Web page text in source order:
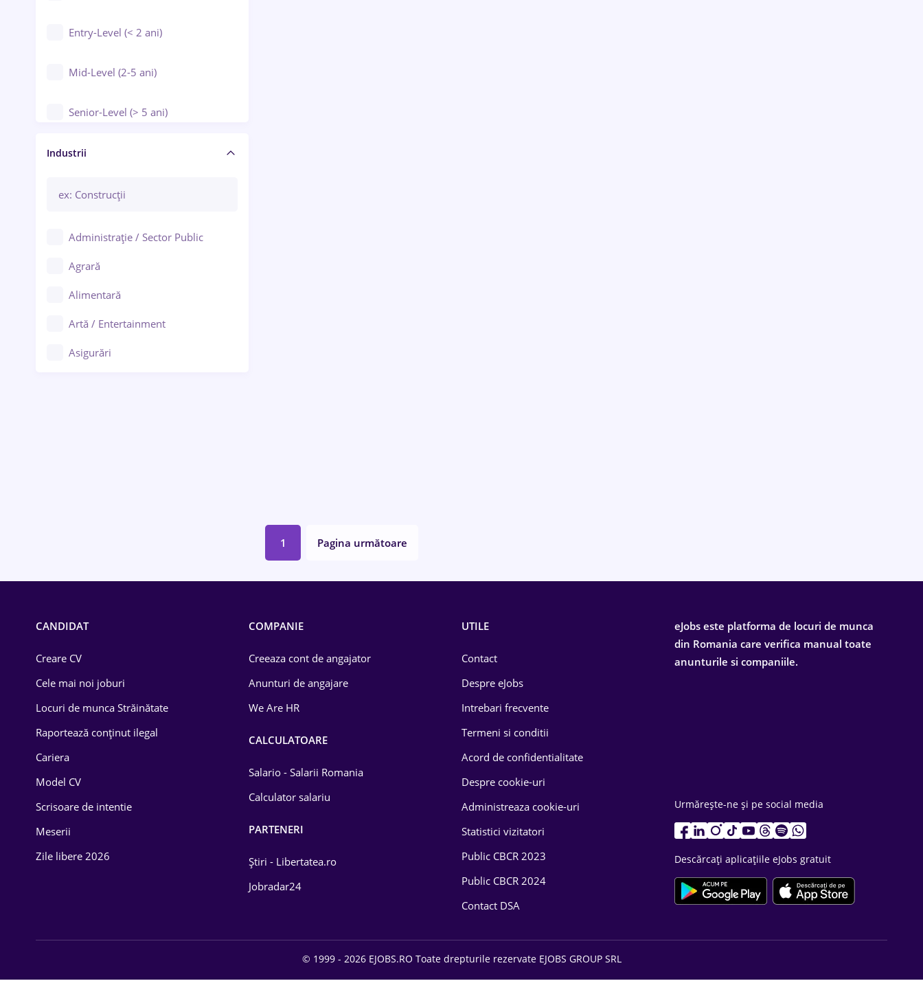
Entry-Level (< 2 ani)
Mid-Level (2-5 ani)
Senior-Level (> 5 ani)
Manager / Executiv
Industrii
Administrație / Sector Public
Agrară
Alimentară
Artă / Entertainment
Asigurări
Energetică
Mașini / Auto
Media / Internet
Medicină / Sănătate
1 Pagina următoare
CANDIDAT
Creare CV
Cele mai noi joburi
Locuri de munca Străinătate
Raportează conținut ilegal
Cariera
Model CV
Scrisoare de intentie
Meserii
Zile libere 2026
COMPANIE
Creeaza cont de angajator
Anunturi de angajare
We Are HR
CALCULATOARE
Salario - Salarii Romania
Calculator salariu
PARTENERI
Știri - Libertatea.ro
Jobradar24
UTILE
Contact
Despre eJobs
Intrebari frecvente
Termeni si conditii
Acord de confidentialitate
Despre cookie-uri
Administreaza cookie-uri
Statistici vizitatori
Public CBCR 2023
Public CBCR 2024
Contact DSA
eJobs este platforma de locuri de munca
din Romania care verifica manual toate
anunturile si companiile.
Urmărește-ne și pe social media
Descărcați aplicațiile eJobs gratuit
© 1999 - 2026 EJOBS.RO Toate drepturile rezervate EJOBS GROUP SRL